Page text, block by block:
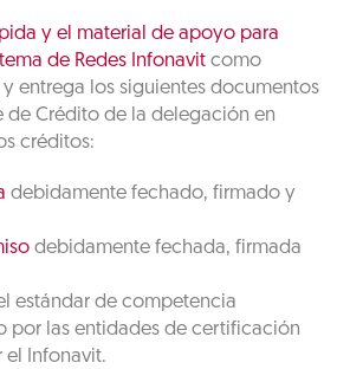
y el material de apoyo para
de Redes Infonavit como
entrega los siguientes documentos
de Crédito de la delegación en
créditos:
debidamente fechado, firmado y
debidamente fechada, firmada
estándar de competencia
por las entidades de certificación
el Infonavit.